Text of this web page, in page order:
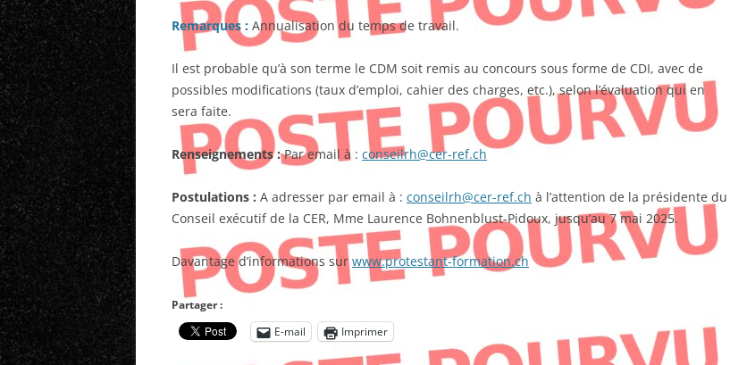
Remarques : Annualisation du temps de travail.
Il est probable qu’à son terme le CDM soit remis au concours sous forme de CDI, avec de
possibles modifications (taux d’emploi, cahier des charges, etc.), selon l’évaluation qui en
sera faite.
Renseignements :Par email à : conseilrh@cer-ref.ch
Postulations : A adresser par email à : conseilrh@cer-ref.ch à l’attention de la présidente du
Conseil exécutif de la CER, Mme Laurence Bohnenblust-Pidoux, jusqu’au 7 mai 2025.
Davantage d’informations surwww.protestant-formation.ch
Partager :
E-mail
Imprimer